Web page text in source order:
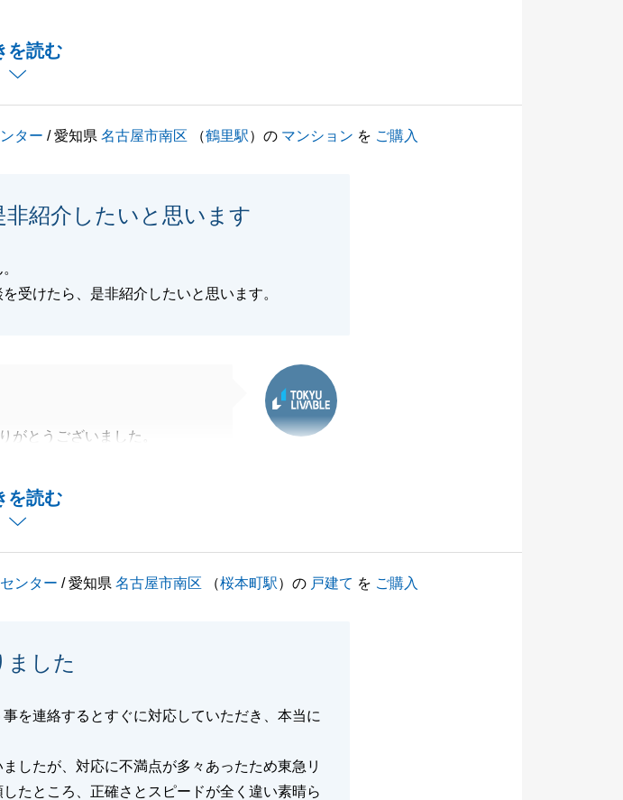
を読む
らと思います。
んが、無事にお取引が完了で
ター / 愛知県名古屋市南区 （鶴里駅）の マンション を ご購入
紹介したいと思います
受けたら、是非紹介したいと思います。
を読む
がとうございました。
たらお声かけください。
ンター / 愛知県名古屋市南区 （桜本町駅）の 戸建て を ご購入
ました
を連絡するとすぐに対応していただき、本当に
したが、対応に不満点が多々あったため東急リ
たところ、正確さとスピードが全く違い素晴ら